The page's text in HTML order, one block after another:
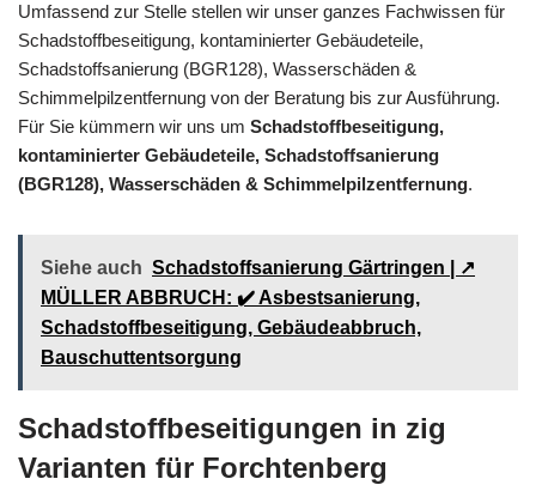
Umfassend zur Stelle stellen wir unser ganzes Fachwissen für
Schadstoffbeseitigung, kontaminierter Gebäudeteile,
Schadstoffsanierung (BGR128), Wasserschäden &
Schimmelpilzentfernung von der Beratung bis zur Ausführung.
Für Sie kümmern wir uns um Schadstoffbeseitigung,
kontaminierter Gebäudeteile, Schadstoffsanierung
(BGR128), Wasserschäden & Schimmelpilzentfernung.
Siehe auch Schadstoffsanierung Gärtringen | ↗️
MÜLLER ABBRUCH: ✔️ Asbestsanierung,
Schadstoffbeseitigung, Gebäudeabbruch,
Bauschuttentsorgung
Schadstoffbeseitigungen in zig
Varianten für Forchtenberg